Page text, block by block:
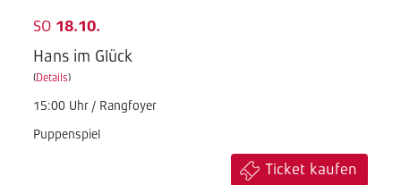
SO 18.10.
Hans im Glück
(Details)
15:00 Uhr / Rangfoyer
Puppenspiel
Ticket kaufen